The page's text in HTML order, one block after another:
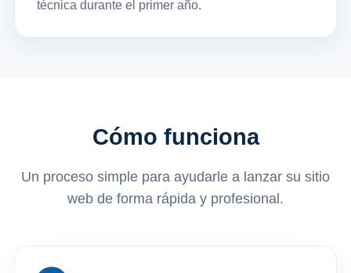
técnica durante el primer año.
Cómo funciona
Un proceso simple para ayudarle a lanzar su sitio
web de forma rápida y profesional.